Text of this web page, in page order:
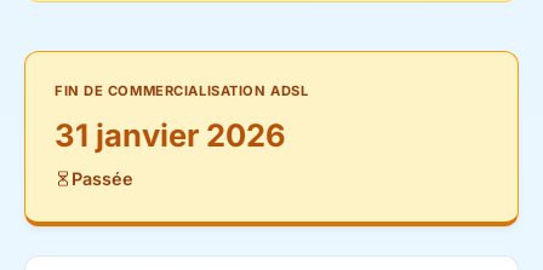
FIN DE COMMERCIALISATION ADSL
31 janvier 2026
Passée